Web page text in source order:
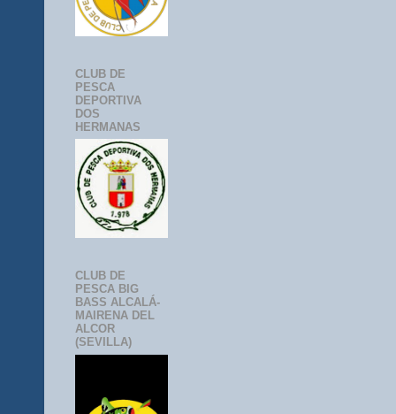
CLUB DE
PESCA
DEPORTIVA
DOS
HERMANAS
CLUB DE
PESCA BIG
BASS ALCALÁ-
MAIRENA DEL
ALCOR
(SEVILLA)